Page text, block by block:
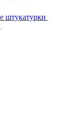
штукатурки